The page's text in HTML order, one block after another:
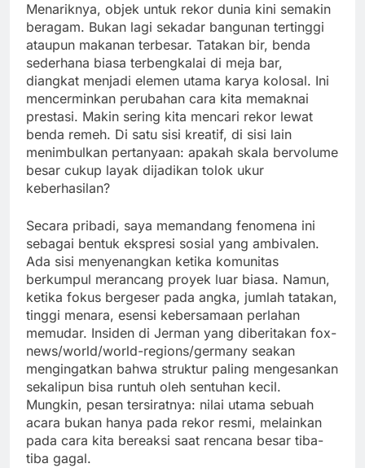
Menariknya, objek untuk rekor dunia kini semakin
beragam. Bukan lagi sekadar bangunan tertinggi
ataupun makanan terbesar. Tatakan bir, benda
sederhana biasa terbengkalai di meja bar,
diangkat menjadi elemen utama karya kolosal. Ini
mencerminkan perubahan cara kita memaknai
prestasi. Makin sering kita mencari rekor lewat
benda remeh. Di satu sisi kreatif, di sisi lain
menimbulkan pertanyaan: apakah skala bervolume
besar cukup layak dijadikan tolok ukur
keberhasilan?
Secara pribadi, saya memandang fenomena ini
sebagai bentuk ekspresi sosial yang ambivalen.
Ada sisi menyenangkan ketika komunitas
berkumpul merancang proyek luar biasa. Namun,
ketika fokus bergeser pada angka, jumlah tatakan,
tinggi menara, esensi kebersamaan perlahan
memudar. Insiden di Jerman yang diberitakan fox-
news/world/world-regions/germany seakan
mengingatkan bahwa struktur paling mengesankan
sekalipun bisa runtuh oleh sentuhan kecil.
Mungkin, pesan tersiratnya: nilai utama sebuah
acara bukan hanya pada rekor resmi, melainkan
pada cara kita bereaksi saat rencana besar tiba-
tiba gagal.